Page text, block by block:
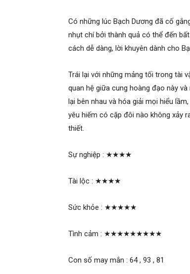
Có những lúc Bạch Dương đã cố
nhụt chí bởi thành quả có thể đến
cách dễ dàng, lời khuyên dành cho
Trái lại với những mảng tối trong tài
quan hệ giữa cung hoàng đạo này
lại bên nhau và hóa giải mọi hiểu
yêu hiếm có cặp đôi nào không xảy
thiết.
Sự nghiệp : ★★★★
Tài lộc : ★★★★
Sức khỏe : ★★★★★
Tình cảm : ★★★★★★★★★
Con số may mắn : 64 , 93 , 81